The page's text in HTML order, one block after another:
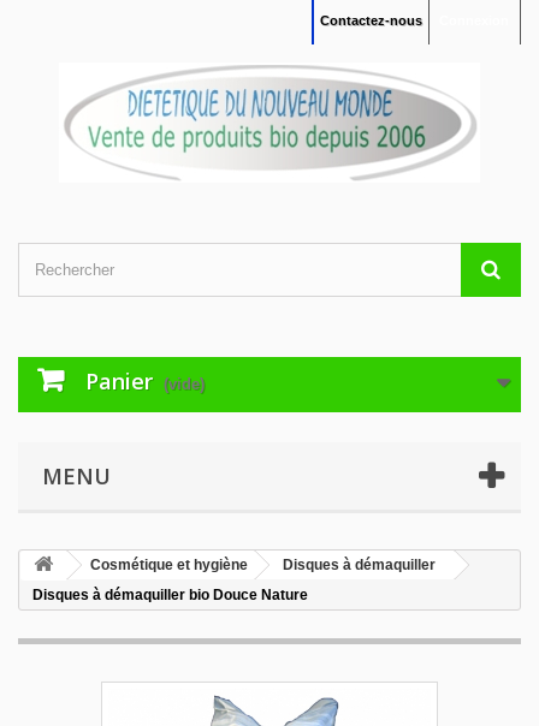
Contactez-nous
Panier (vide)
MENU
Cosmétique et hygiène
Disques à démaquiller
Disques à démaquiller bio Douce Nature